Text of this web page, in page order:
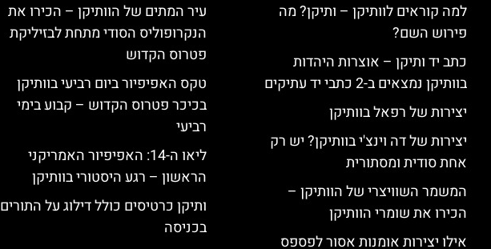
למה קוראים לוותיקן – ותיקן? מה
פירוש השם?
כתב יד ותיקן – אוצרות היהדות
בוותיקן נמצאים ב-2 כתבי יד עתיקים
יצירות של רפאל בוותיקן
יצירות של דה וינצ'י בוותיקן? יש רק
אחת סודית ומסתורית
המשמר השוויצרי של הוותיקן –
הכירו את שומרי הוותיקן
אילו יצירות אומנות אסור לפספס
עיר המתים של הוותיקן – הכירו את
הנקרופוליס הסודי מתחת לבזיליקת
פטרוס הקדוש
טקס האפיפיור ביום רביעי בוותיקן
בכיכר פטרוס הקדוש – קבוע בימי
רביעי
ליאו ה-14: האפיפיור האמריקני
הראשון – רגע היסטורי בוותיקן
ותיקן כרטיסים כולל דילוג על התורים
בכניסה